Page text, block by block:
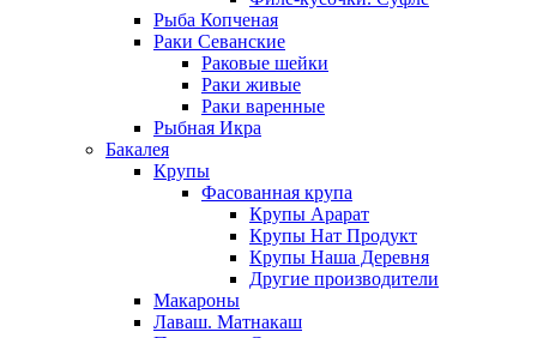
Рыба Копченая
Раки Севанские
Раковые шейки
Раки живые
Раки варенные
Рыбная Икра
Бакалея
Крупы
Фасованная крупа
Крупы Арарат
Крупы Нат Продукт
Крупы Наша Деревня
Другие производители
Макароны
Лаваш. Матнакаш